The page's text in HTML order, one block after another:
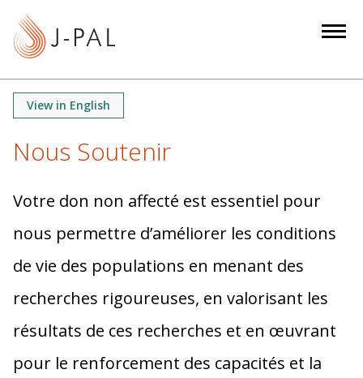
View in English
Nous Soutenir
Votre don non affecté est essentiel pour
nous permettre d’améliorer les conditions
de vie des populations en menant des
recherches rigoureuses, en valorisant les
résultats de ces recherches et en œuvrant
pour le renforcement des capacités et la